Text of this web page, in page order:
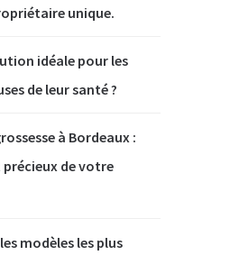
unique.
idéale pour les
de leur santé ?
à Bordeaux :
de votre
modèles les plus